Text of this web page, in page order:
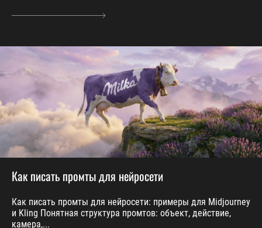
Как писать промты для нейросети
Как писать промты для нейросети: примеры для Midjourney
и Kling Понятная структура промтов: объект, действие,
камера,...